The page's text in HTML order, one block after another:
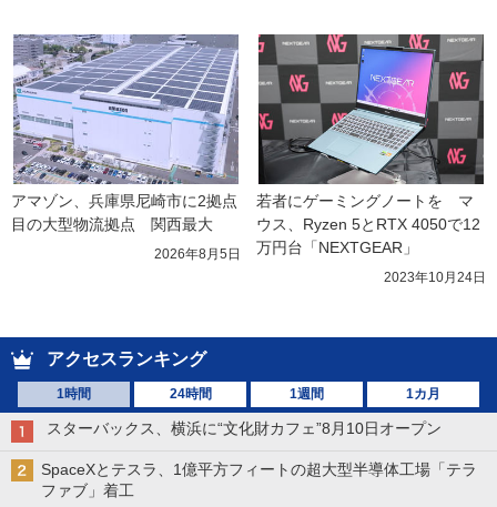
アマゾン、兵庫県尼崎市に2拠点
目の大型物流拠点　関西最大
2026年8月5日
若者にゲーミングノートを　マ
ウス、Ryzen 5とRTX 4050で12
万円台「NEXTGEAR」
2023年10月24日
アクセスランキング
1時間 24時間 1週間 1カ月
スターバックス、横浜に“文化財カフェ”8月10日オープン
SpaceXとテスラ、1億平方フィートの超大型半導体工場「テラ
ファブ」着工